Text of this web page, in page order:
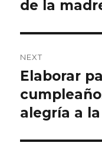
de la
NEXT
Next
post:
Elaborar
alegría a